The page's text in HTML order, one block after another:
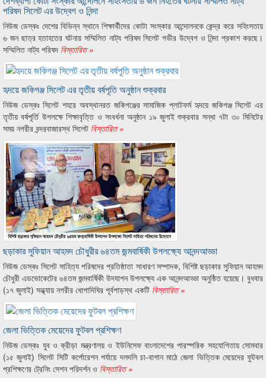
পরিষদ সিলেট এর উদ্বেগ ও নিন্দা
নিউজ ডেস্কঃ দেশের বিভিন্ন স্থানে শিক্ষার্থীদের কোটা সংস্কার আন্দোলনকে কেন্দ্র করে সহিংসতায়
৬ জন ছাত্র হতাহতের ঘটনায় সম্মিলিত নাট্য পরিষদ সিলেট গভীর উদ্বেগ ও নিন্দা প্রকাশ করছে।
সম্মিলিত নাট্য পরিষদ বিস্তারিত »
হৃদয়ে জকিগঞ্জ সিলেট এর তৃতীয় বর্ষপূতি অনুষ্ঠান শুক্রবার
নিউজ ডেস্কঃ সিলেট শহরে অবস্থানরত জকিগঞ্জের সামাজিক প্লাটফর্ম হৃদয়ে জকিগঞ্জ সিলেট এর
তৃতীয় বর্ষপূর্তি উপলক্ষে শিক্ষাবৃত্তি ও সংবর্ধনা অনুষ্ঠান ১৯ জুলাই শুক্রবার সন্ধা ৭টা ৩০ মিনিটের
সময় নগরীর বন্দরবাজারস্থ সিলেট বিস্তারিত »
ছড়াকার সুফিয়ান আহমদ চৌধুরীর ৬৪তম জন্মবার্ষিকী উপলক্ষ্যে আনন্দআড্ডা
নিউজ ডেস্কঃ সিলেট সাহিত্য পরিষদের প্রতিষ্ঠাতা সাধারণ সম্পাদক, বিশিষ্ট ছড়াকার সুফিয়ান আহমদ
চৌধুরী এডভোকেটের ৬৪তম জন্মবার্ষিকী উদযাপন উপলক্ষ্যে এক আনন্দআড্ডা অনুষ্ঠিত হয়েছে। বুধবার
(১৭ জুলাই) সন্ধ্যায় নগরীর ধোপাদিঘির পূর্বপাড়স্থ একটি বিস্তারিত »
জেলা ভিত্তিক মেয়েদের ফুটবল প্রশিক্ষণ
নিউজ ডেস্কঃ যুব ও ক্রীড়া মন্ত্রণালয় ও ইউনিসেফ বাংলাদেশের পারস্পরিক সহযোগিতায় সোমবার
(১৫ জুলাই) সিলেট সিটি কর্পোরেশন পর্যায়ে দলদলি চা-বাগান মাঠে জেলা ভিত্তিক মেয়েদের ফুটবল
প্রশিক্ষণের ট্রেনিং সেশন পরিদর্শন ও বিস্তারিত »